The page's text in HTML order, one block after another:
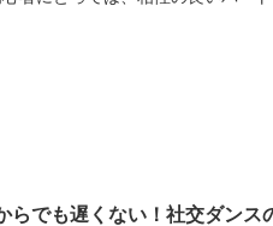
らでも遅くない！社交ダンス